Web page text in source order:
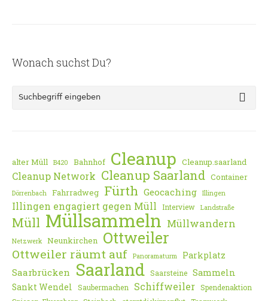
Wonach suchst Du?
alter Müll B420 Bahnhof Cleanup Cleanup.saarland
Cleanup Network Cleanup Saarland Container
Dörrenbach Fahrradweg Fürth Geocaching Illingen
Illingen engagiert gegen Müll Interview Landstraße
Müll Müllsammeln Müllwandern
Netzwerk Neunkirchen Ottweiler
Ottweiler räumt auf Panoramaturm Parkplatz
Saarbrücken Saarland Saarsteine Sammeln
Sankt Wendel
Saubermachen Schiffweiler Spendenaktion